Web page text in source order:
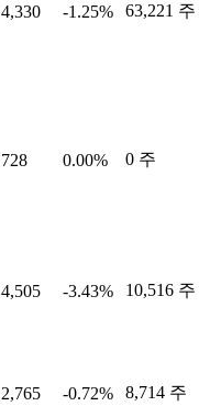
4,330 -1.25% 63,221 주
728 0.00% 0 주
4,505 -3.43% 10,516 주
2,765 -0.72% 8,714 주